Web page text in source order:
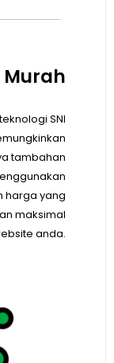
Murah
SNI
tambahan
harga yang
maksimal
anda.